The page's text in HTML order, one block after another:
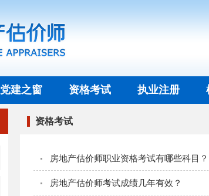
党建之窗 资格考试 执业注册
资格考试
房地产估价师职业资格考试有哪些科目？
房地产估价师考试成绩几年有效？